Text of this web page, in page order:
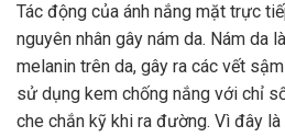
Tác động của ánh nắng mặt trực
nguyên nhân gây nám da. Nám da
melanin trên da, gây ra các vết
sử dụng kem chống nắng với chỉ
che chắn kỹ khi ra đường. Vì đây